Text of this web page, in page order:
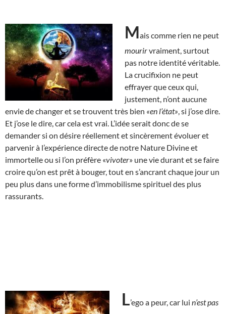
Mais comme rien ne peut
mourirvraiment, surtout
pas notre identité véritable.
La crucifixion ne peut
effrayer que ceux qui,
justement, n’ont aucune
envie de changer et se trouvent très bien «en l’état» , si j’ose dire.
Et j’ose le dire, car cela est vrai. L’idée serait donc de se
demander si on désire réellement et sincèrement évoluer et
parvenir à l’expérience directe de notre Nature Divine et
immortelle ou si l’on préfère «vivoter» une vie durant et se faire
croire qu’on est prêt à bouger, tout en s’ancrant chaque jour un
peu plus dans une forme d’immobilisme spirituel des plus
rassurants.
L’ego a peur, car lui n’est pas